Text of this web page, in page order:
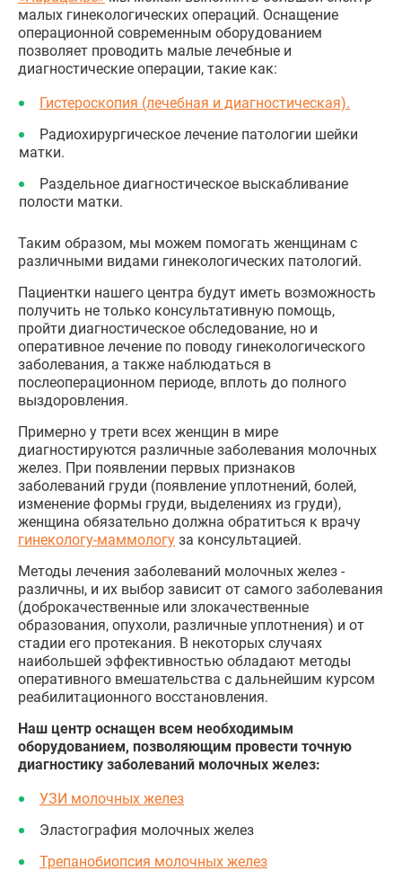
малых гинекологических операций. Оснащение
операционной современным оборудованием
позволяет проводить малые лечебные и
диагностические операции, такие как:
Гистероскопия (лечебная и диагностическая).
Радиохирургическое лечение патологии шейки
матки.
Раздельное диагностическое выскабливание
полости матки.
Таким образом, мы можем помогать женщинам с
различными видами гинекологических патологий.
Пациентки нашего центра будут иметь возможность
получить не только консультативную помощь,
пройти диагностическое обследование, но и
оперативное лечение по поводу гинекологического
заболевания, а также наблюдаться в
послеоперационном периоде, вплоть до полного
выздоровления.
Примерно у трети всех женщин в мире
диагностируются различные заболевания молочных
желез. При появлении первых признаков
заболеваний груди (появление уплотнений, болей,
изменение формы груди, выделениях из груди),
женщина обязательно должна обратиться к врачу
гинекологу-маммологу за консультацией.
Методы лечения заболеваний молочных желез -
различны, и их выбор зависит от самого заболевания
(доброкачественные или злокачественные
образования, опухоли, различные уплотнения) и от
стадии его протекания. В некоторых случаях
наибольшей эффективностью обладают методы
оперативного вмешательства с дальнейшим курсом
реабилитационного восстановления.
Наш центр оснащен всем необходимым
оборудованием, позволяющим провести точную
диагностику заболеваний молочных желез:
УЗИ молочных желез
Эластография молочных желез
Трепанобиопсия молочных желез